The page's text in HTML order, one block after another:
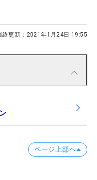
更新： 2021年1月24日 19:55
ページ上部へ